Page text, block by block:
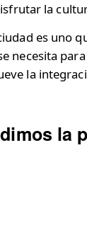
la
es uno
necesita
la
la